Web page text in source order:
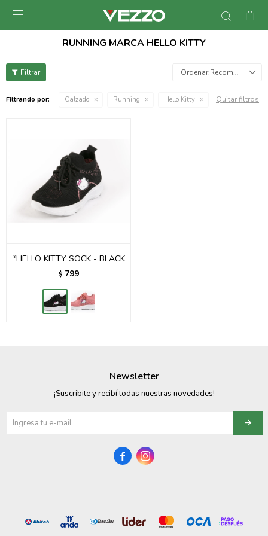

RUNNING MARCA HELLO KITTY
Recomendados
Filtrando por: Calzado Running Hello Kitty Quitar filtros
*HELLO KITTY SOCK - BLACK
$ 799
Newsletter
¡Suscribite y recibí todas nuestras novedades!
 